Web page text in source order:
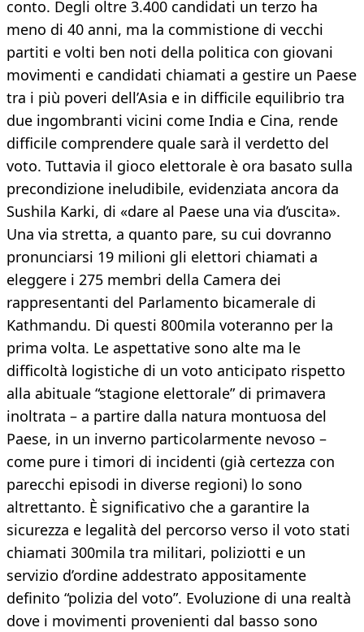
conto. Degli oltre 3.400 candidati un terzo ha
meno di 40 anni, ma la commistione di vecchi
partiti e volti ben noti della politica con giovani
movimenti e candidati chiamati a gestire un Paese
tra i più poveri dell’Asia e in difficile equilibrio tra
due ingombranti vicini come India e Cina, rende
difficile comprendere quale sarà il verdetto del
voto. Tuttavia il gioco elettorale è ora basato sulla
precondizione ineludibile, evidenziata ancora da
Sushila Karki, di «dare al Paese una via d’uscita».
Una via stretta, a quanto pare, su cui dovranno
pronunciarsi 19 milioni gli elettori chiamati a
eleggere i 275 membri della Camera dei
rappresentanti del Parlamento bicamerale di
Kathmandu. Di questi 800mila voteranno per la
prima volta. Le aspettative sono alte ma le
difficoltà logistiche di un voto anticipato rispetto
alla abituale “stagione elettorale” di primavera
inoltrata – a partire dalla natura montuosa del
Paese, in un inverno particolarmente nevoso –
come pure i timori di incidenti (già certezza con
parecchi episodi in diverse regioni) lo sono
altrettanto. È significativo che a garantire la
sicurezza e legalità del percorso verso il voto stati
chiamati 300mila tra militari, poliziotti e un
servizio d’ordine addestrato appositamente
definito “polizia del voto”. Evoluzione di una realtà
dove i movimenti provenienti dal basso sono